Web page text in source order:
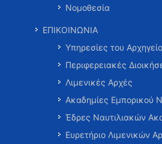
Νομοθεσία
ΕΠΙΚΟΙΝΩΝΙΑ
Υπηρεσίες του
Περιφερειακές
Λιμενικές Αρχές
Ακαδημίες Εμπορικού
Έδρες Ναυτιλιακών
Ευρετήριο Λιμενικών